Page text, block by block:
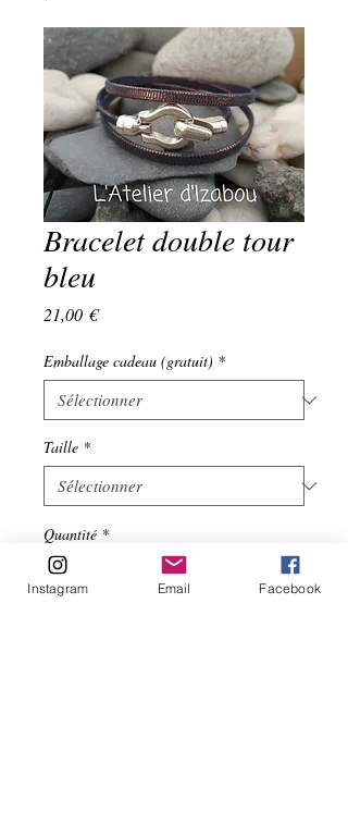
Bracelet double tour
bleu
21,00 €Prix
Emballage cadeau (gratuit) *
Taille *
Quantité *
Instagram Email Facebook